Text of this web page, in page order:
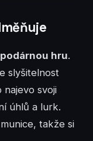
hru.
slyšitelnost
svoji
úhlů a lurk.
takže si